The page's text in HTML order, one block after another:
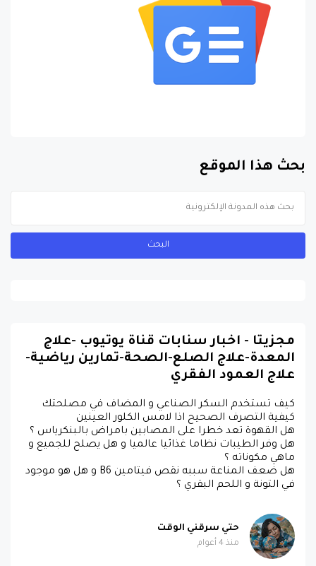
بحث هذا الموقع
مجزيتا - اخبار سنابات قناة يوتيوب -علاج
المعدة-علاج الصلع-الصحة-تمارين رياضية-
علاج العمود الفقري
كيف تستخدم السكر الصناعي و المضاف في مصلحتك
كيفية التصرف الصحيح اذا لامس الكلور العينين
هل القهوة تعد خطرا على المصابين بامراض بالبنكرياس ؟
هل وفر الطيبات نظاما غذائيا عالميا و هل يصلح للجميع و
ماهي مكوناته ؟
هل ضعف المناعة سببه نقص فيتامين B6 و هل هو موجود
في التونة و اللحم البقري ؟
حتي سرقني الوقت
منذ 4 أعوام